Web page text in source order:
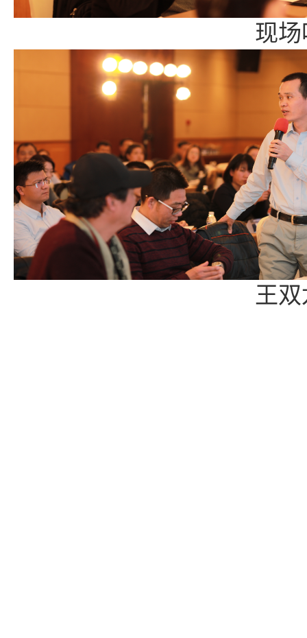
现场听众纷纷
王双龙处长在